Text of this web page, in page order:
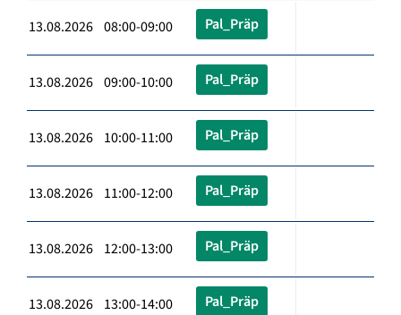
13.08.2026 08:00-09:00 Pal_Präp
13.08.2026 09:00-10:00 Pal_Präp
13.08.2026 10:00-11:00 Pal_Präp
13.08.2026 11:00-12:00 Pal_Präp
13.08.2026 12:00-13:00 Pal_Präp
13.08.2026 13:00-14:00 Pal_Präp